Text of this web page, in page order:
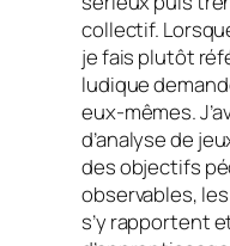
collectif.
je fais plutôt
ludique
eux-mêmes.
d’analyse de
des objectifs
observables,
s’y rapportent